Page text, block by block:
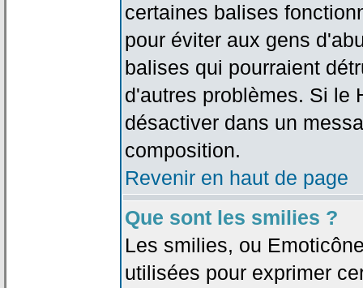
certaines balises
pour éviter aux gens
balises qui pourraient
d'autres problèmes. Si le
désactiver dans un
composition.
Revenir en haut de page
Que sont les smilies ?
Les smilies, ou
utilisées pour exprimer